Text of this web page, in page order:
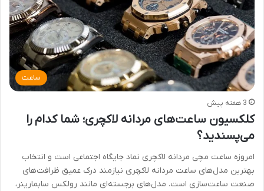
ساعت
3 هفته پیش
کلکسیون ساعت‌های مردانه لاکچری؛ شما کدام را
می‌پسندید؟
امروزه ساعت مچی مردانه لاکچری نماد جایگاه اجتماعی است و انتخاب
بهترین مدل‌های ساعت مردانه لاکچری نیازمند درک عمیق ظرافت‌های
صنعت ساعت‌سازی است. مدل‌های برجسته‌ای مانند رولکس سابمارینر،